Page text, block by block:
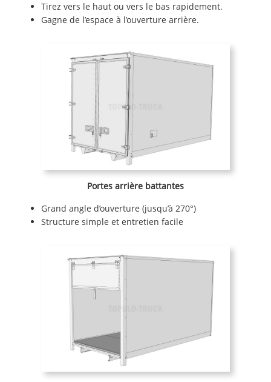
Tirez vers le haut ou vers le bas rapidement.
Gagne de l’espace à l’ouverture arrière.
Portes arrière battantes
Grand angle d’ouverture (jusqu’à 270°)
Structure simple et entretien facile